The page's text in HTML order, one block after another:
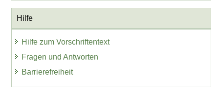
Hilfe
Hilfe zum Vorschriftentext
Fragen und Antworten
Barrierefreiheit